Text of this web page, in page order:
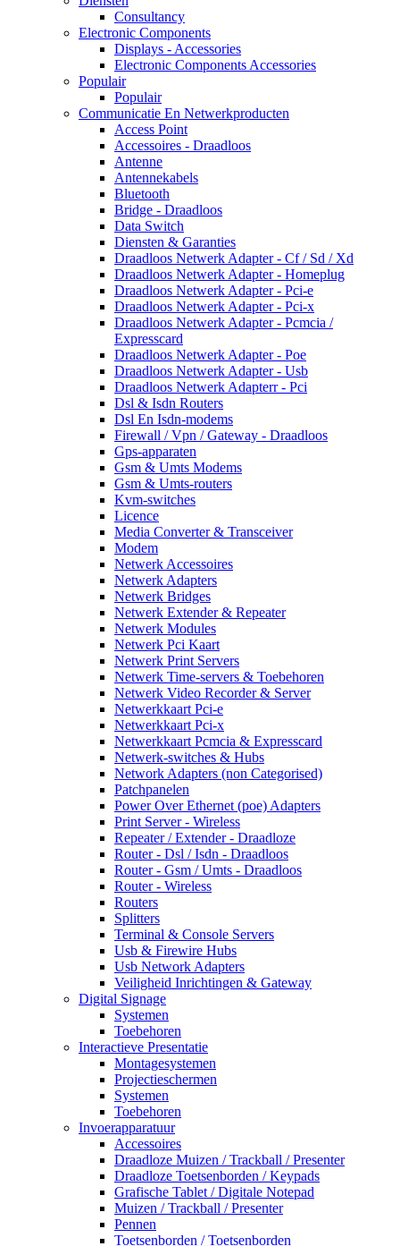
Consultancy
Electronic Components
Displays - Accessories
Electronic Components Accessories
Populair
Populair
Communicatie En Netwerkproducten
Access Point
Accessoires - Draadloos
Antenne
Antennekabels
Bluetooth
Bridge - Draadloos
Data Switch
Diensten & Garanties
Draadloos Netwerk Adapter - Cf / Sd / Xd
Draadloos Netwerk Adapter - Homeplug
Draadloos Netwerk Adapter - Pci-e
Draadloos Netwerk Adapter - Pci-x
Draadloos Netwerk Adapter - Pcmcia /
Expresscard
Draadloos Netwerk Adapter - Poe
Draadloos Netwerk Adapter - Usb
Draadloos Netwerk Adapterr - Pci
Dsl & Isdn Routers
Dsl En Isdn-modems
Firewall / Vpn / Gateway - Draadloos
Gps-apparaten
Gsm & Umts Modems
Gsm & Umts-routers
Kvm-switches
Licence
Media Converter & Transceiver
Modem
Netwerk Accessoires
Netwerk Adapters
Netwerk Bridges
Netwerk Extender & Repeater
Netwerk Modules
Netwerk Pci Kaart
Netwerk Print Servers
Netwerk Time-servers & Toebehoren
Netwerk Video Recorder & Server
Netwerkkaart Pci-e
Netwerkkaart Pci-x
Netwerkkaart Pcmcia & Expresscard
Netwerk-switches & Hubs
Network Adapters (non Categorised)
Patchpanelen
Power Over Ethernet (poe) Adapters
Print Server - Wireless
Repeater / Extender - Draadloze
Router - Dsl / Isdn - Draadloos
Router - Gsm / Umts - Draadloos
Router - Wireless
Routers
Splitters
Terminal & Console Servers
Usb & Firewire Hubs
Usb Network Adapters
Veiligheid Inrichtingen & Gateway
Digital Signage
Systemen
Toebehoren
Interactieve Presentatie
Montagesystemen
Projectieschermen
Systemen
Toebehoren
Invoerapparatuur
Accessoires
Draadloze Muizen / Trackball / Presenter
Draadloze Toetsenborden / Keypads
Grafische Tablet / Digitale Notepad
Muizen / Trackball / Presenter
Pennen
Toetsenborden / Toetsenborden